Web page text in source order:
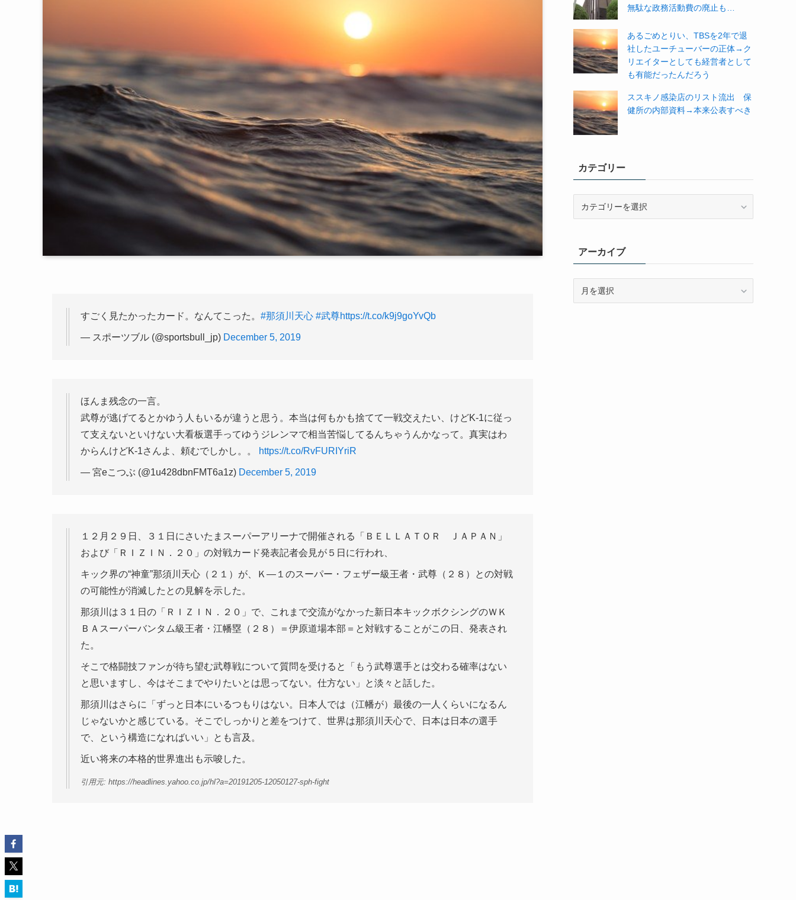
すごく見たかったカード。なんてこった。 #那須川天心 #武尊https://t.co/k9j9goYvQb
— スポーツブル (@sportsbull_jp) December 5, 2019
ほんま残念の一言。
武尊が逃げてるとかゆう人もいるが違うと思う。本当は何もかも捨てて一戦交えたい、けどK-1に従っ
て支えないといけない大看板選手ってゆうジレンマで相当苦悩してるんちゃうんかなって。真実はわ
からんけどK-1さんよ、頼むでしかし。。
https://t.co/RvFURIYriR
— 宮eこつぶ (@1u428dbnFMT6a1z) December 5, 2019
１２月２９日、３１日にさいたまスーパーアリーナで開催される「ＢＥＬＬＡＴＯＲ ＪＡＰＡＮ」
および「ＲＩＺＩＮ．２０」の対戦カード発表記者会見が５日に行われ、
キック界の“神童”那須川天心（２１）が、Ｋ―１のスーパー・フェザー級王者・武尊（２８）との対戦
の可能性が消滅したとの見解を示した。
那須川は３１日の「ＲＩＺＩＮ．２０」で、これまで交流がなかった新日本キックボクシングのＷＫ
ＢＡスーパーバンタム級王者・江幡塁（２８）＝伊原道場本部＝と対戦することがこの日、発表され
た。
そこで格闘技ファンが待ち望む武尊戦について質問を受けると「もう武尊選手とは交わる確率はない
と思いますし、今はそこまでやりたいとは思ってない。仕方ない」と淡々と話した。
那須川はさらに「ずっと日本にいるつもりはない。日本人では（江幡が）最後の一人くらいになるん
じゃないかと感じている。そこでしっかりと差をつけて、世界は那須川天心で、日本は日本の選手
で、という構造になればいい」とも言及。
近い将来の本格的世界進出も示唆した。
引用元: https://headlines.yahoo.co.jp/hl?a=20191205-12050127-sph-fight
無駄な政務活動費の廃止も…
あるごめとりい、TBSを2年で退
社したユーチューバーの正体→ク
リエイターとしても経営者として
も有能だったんだろう
ススキノ感染店のリスト流出 保
健所の内部資料→本来公表すべき
カテゴリー
ーアーカイブ